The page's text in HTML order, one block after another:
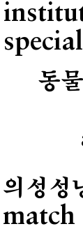
동
match
의성성